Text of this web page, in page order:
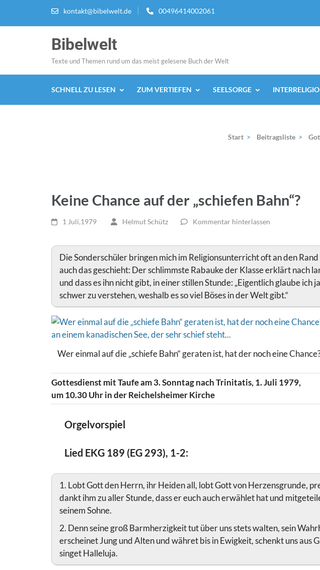
kontakt@bibelwelt.de 00496414002061
Bibelwelt
Texte und Themen rund um das meist gelesene Buch der Welt
SCHNELL ZU LESEN ZUM VERTIEFEN SEELSORGE
Start > Beitragsliste >
Keine Chance auf der „schiefen Bahn“?
1 Juli,1979 Helmut Schütz Kommentar hinterlassen
Die Sonderschüler bringen mich im Religionsunterricht oft an den
auch das geschieht: Der schlimmste Rabauke der Klasse erklärt nach
und dass es ihn nicht gibt, in einer stillen Stunde: „Eigentlich glaube ich
schwer zu verstehen, weshalb es so viel Böses in der Welt gibt.“
Wer einmal auf die „schiefe Bahn“ geraten ist, hat der noch eine
Gottesdienst mit Taufe am 3. Sonntag nach Trinitatis, 1. Juli 1979,
um 10.30 Uhr in der Reichelsheimer Kirche
Orgelvorspiel
Lied EKG 189 (EG 293), 1-2:
1. Lobt Gott den Herrn, ihr Heiden all, lobt Gott von Herzensgrunde,
dankt ihm zu aller Stunde, dass er euch auch erwählet hat und
seinem Sohne.
2. Denn seine groß Barmherzigkeit tut über uns stets walten, sein
erscheinet Jung und Alten und währet bis in Ewigkeit, schenkt uns aus
singet Halleluja.